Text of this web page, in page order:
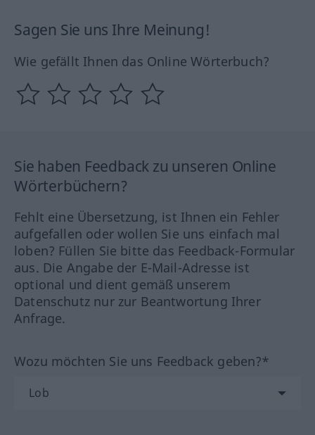
Sagen Sie uns Ihre Meinung!
Wie gefällt Ihnen das Online Wörterbuch?
Sie haben Feedback zu unseren Online
Wörterbüchern?
Fehlt eine Übersetzung, ist Ihnen ein Fehler
aufgefallen oder wollen Sie uns einfach mal
loben? Füllen Sie bitte das Feedback-Formular
aus. Die Angabe der E-Mail-Adresse ist
optional und dient gemäß unserem
Datenschutz nur zur Beantwortung Ihrer
Anfrage.
Wozu möchten Sie uns Feedback geben?*